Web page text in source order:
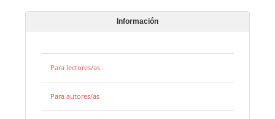
Información
Para lectores/as
Para autores/as